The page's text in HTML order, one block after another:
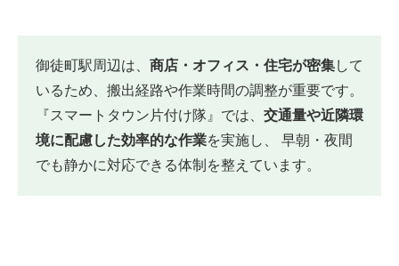
御徒町駅周辺は、 商店・オフィス・住宅が密集して
いるため、搬出経路や作業時間の調整が重要です。
『スマートタウン片付け隊』では、 交通量や近隣環
境に配慮した効率的な作業を実施し、 早朝・夜間
でも静かに対応できる体制を整えています。